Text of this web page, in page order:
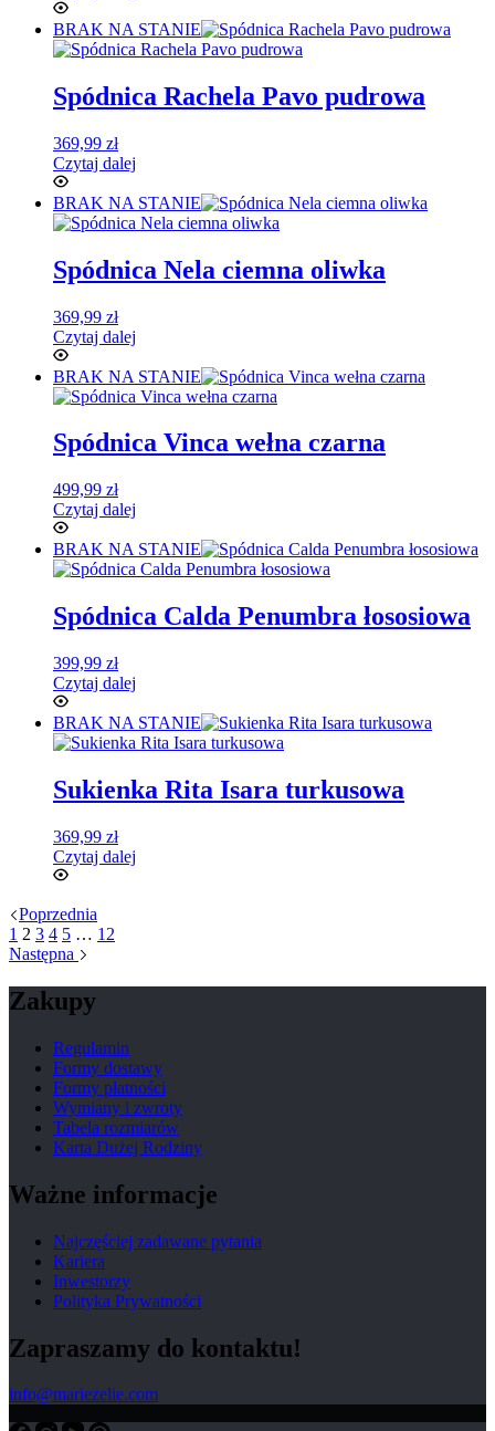
BRAK NA STANIE
Spódnica Rachela Pavo pudrowa
369,99 zł
Czytaj dalej
BRAK NA STANIE
Spódnica Nela ciemna oliwka
369,99 zł
Czytaj dalej
BRAK NA STANIE
Spódnica Vinca wełna czarna
499,99 zł
Czytaj dalej
BRAK NA STANIE
Spódnica Calda Penumbra łososiowa
399,99 zł
Czytaj dalej
BRAK NA STANIE
Sukienka Rita Isara turkusowa
369,99 zł
Czytaj dalej
Poprzednia
1 2 3 4 5 … 12
Następna
Zakupy
Regulamin
Formy dostawy
Formy płatności
Wymiany i zwroty
Tabela rozmiarów
Karta Dużej Rodziny
Ważne informacje
Najczęściej zadawane pytania
Kariera
Inwestorzy
Polityka Prywatności
Zapraszamy do kontaktu!
info@mariezelie.com